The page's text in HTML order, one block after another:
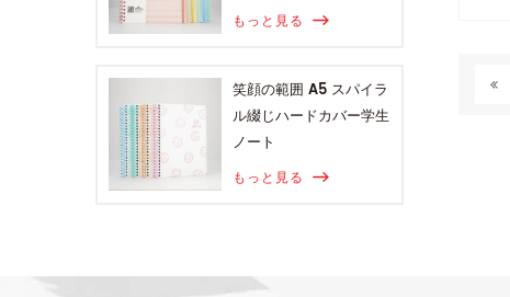
ト
もっと見る
笑顔の範囲 A5 スパイラ
ル綴じハードカバー学生
ノート
もっと見る